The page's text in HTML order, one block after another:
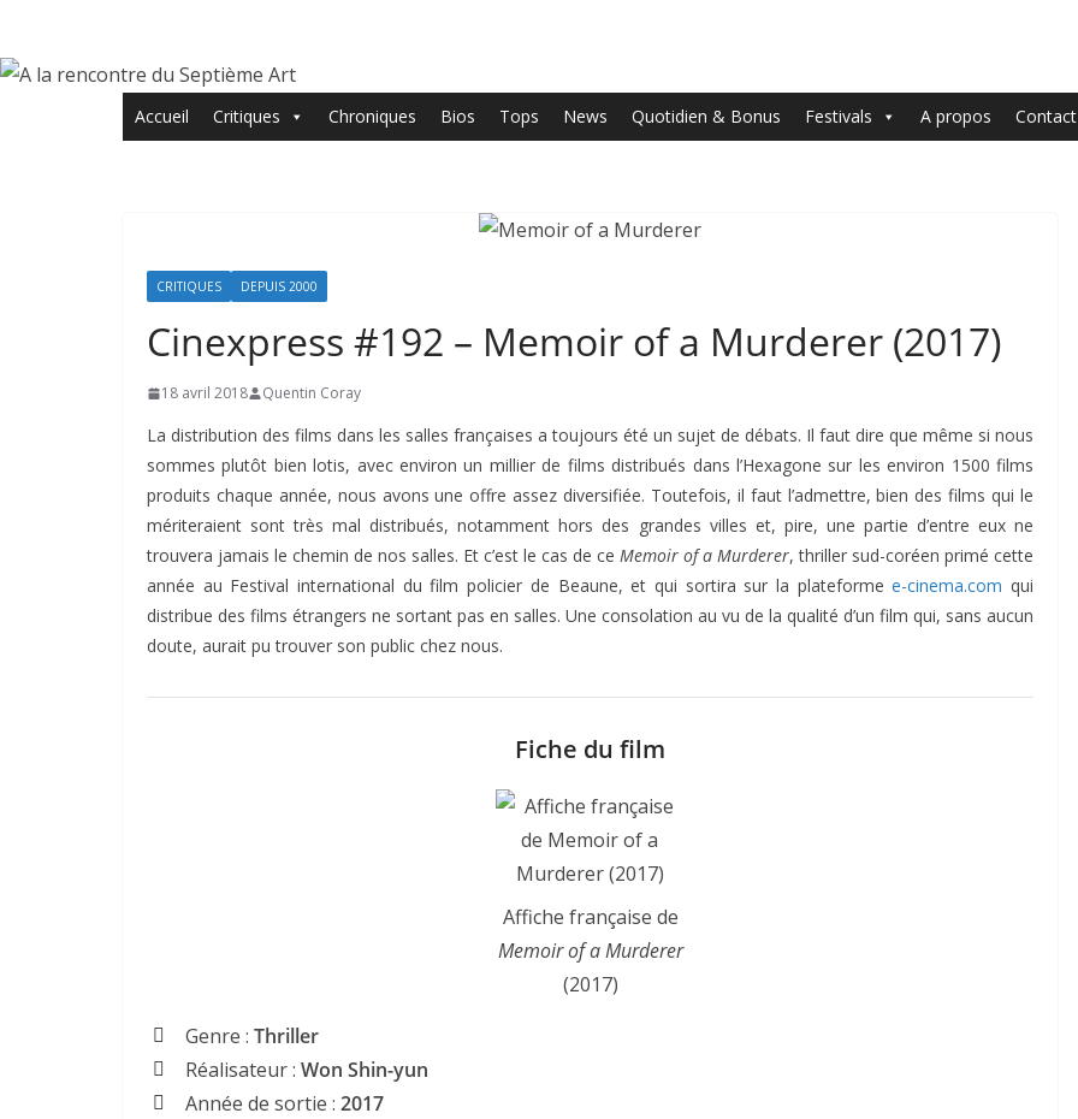
contenu
Accueil Critiques Chroniques Bios Tops News Quotidien & Bonus Festivals A propos Contact
CRITIQUES DEPUIS 2000
Cinexpress #192 – Memoir of a Murderer (2017)
18 avril 2018 Quentin Coray
La distribution des films dans les salles françaises a toujours été un sujet de débats. Il faut dire que même si nous
sommes plutôt bien lotis, avec environ un millier de films distribués dans l’Hexagone sur les environ 1500 films
produits chaque année, nous avons une offre assez diversifiée. Toutefois, il faut l’admettre, bien des films qui le
mériteraient sont très mal distribués, notamment hors des grandes villes et, pire, une partie d’entre eux ne
trouvera jamais le chemin de nos salles. Et c’est le cas de ce Memoir of a Murderer, thriller sud-coréen primé cette
année au Festival international du film policier de Beaune, et qui sortira sur la plateformee-cinema.com qui
distribue des films étrangers ne sortant pas en salles. Une consolation au vu de la qualité d’un film qui, sans aucun
doute, aurait pu trouver son public chez nous.
Fiche du film
Affiche française de
Memoir of a Murderer
(2017)
Genre : Thriller
Réalisateur : Won Shin-yun
Année de sortie : 2017